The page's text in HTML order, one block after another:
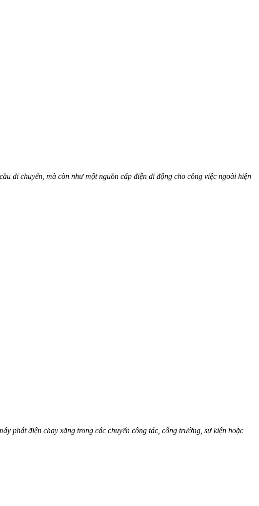
di chuyển, mà còn như một nguồn cấp điện di động cho công việc ngoài hiện
phát điện chạy xăng trong các chuyến công tác, công trường, sự kiện hoặc